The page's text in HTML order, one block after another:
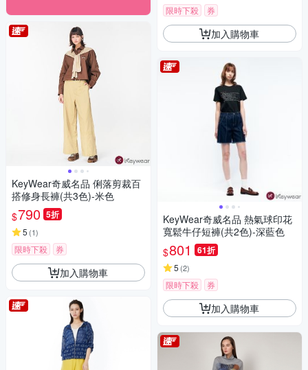
KeyWear奇威名品 俐落剪裁百
搭修身長褲(共3色)-米色
$790 5折
5 (1)
限時下殺 券
加入購物車
限時下殺 券
加入購物車
KeyWear奇威名品 熱氣球印花
寬鬆牛仔短褲(共2色)-深藍色
$801 61折
5 (2)
限時下殺 券
加入購物車